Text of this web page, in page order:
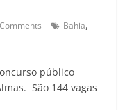
Bahia,
público
São 144 vagas